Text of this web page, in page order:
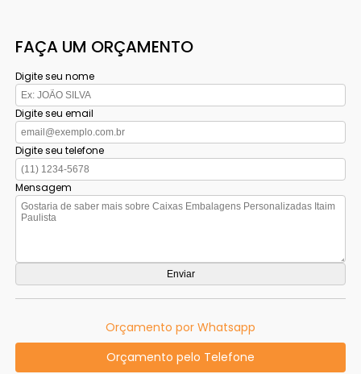
FAÇA UM ORÇAMENTO
Digite seu nome
Digite seu email
Digite seu telefone
Mensagem
Orçamento por Whatsapp
Orçamento pelo Telefone